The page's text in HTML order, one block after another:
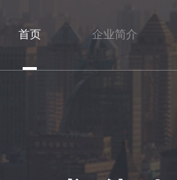
首页 企业简介